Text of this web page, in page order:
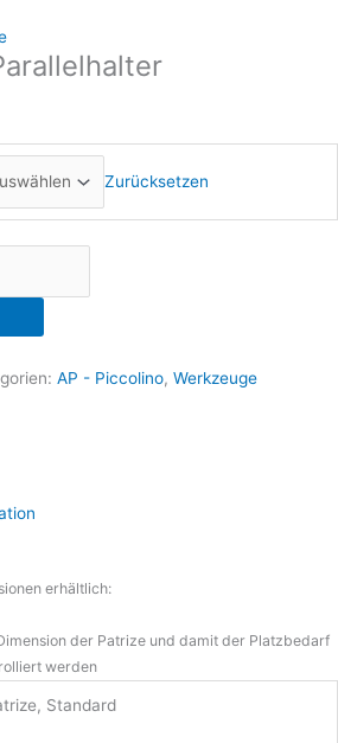
Zurücksetzen
AP - Piccolino, Werkzeuge
erhältlich:
der Patrize und damit der Platzbedarf
werden
Standard
auf.
Die
auf
der
Produktseite
auf.
Die
auf
der
Produktseite